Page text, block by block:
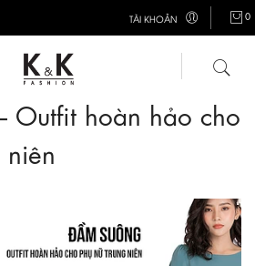
TÀI KHOẢN 0
Outfit hoàn hảo cho
niên